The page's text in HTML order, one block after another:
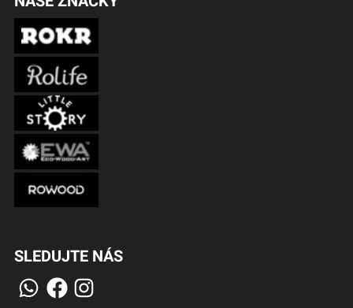
SLEDUJTE NÁS